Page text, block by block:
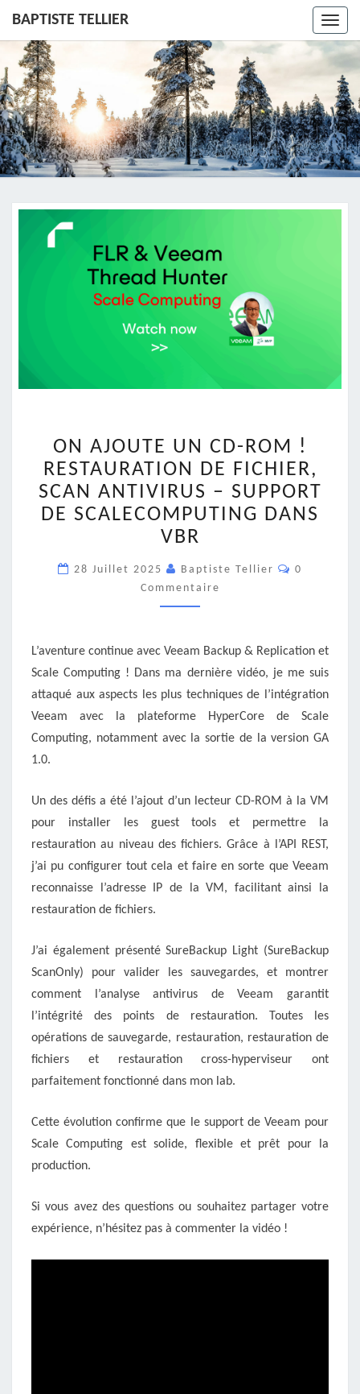
BAPTISTE TELLIER
AJOUTE
UN
CD-
ROM
RESTAURATION
FICHIER,
SCAN
ANTIVIRUS
DE
SCALECOMPUTING
DANS
VBR
ON AJOUTE UN CD-ROM !
RESTAURATION DE FICHIER,
SCAN ANTIVIRUS – SUPPORT
DE SCALECOMPUTING DANS
VBR
28 Juillet 2025 Baptiste Tellier
0
Commentaire
L’aventure continue avec Veeam Backup & Replication et
Scale Computing ! Dans ma dernière vidéo, je me suis
attaqué aux aspects les plus techniques de l’intégration
Veeam avec la plateforme HyperCore de Scale
Computing, notamment avec la sortie de la version GA
1.0.
Un des défis a été l’ajout d’un lecteur CD-ROM à la VM
pour installer les guest tools et permettre la
restauration au niveau des fichiers. Grâce à l’API REST,
j’ai pu configurer tout cela et faire en sorte que Veeam
reconnaisse l’adresse IP de la VM, facilitant ainsi la
restauration de fichiers.
J’ai également présenté SureBackup Light (SureBackup
ScanOnly) pour valider les sauvegardes, et montrer
comment l’analyse antivirus de Veeam garantit
l’intégrité des points de restauration. Toutes les
opérations de sauvegarde, restauration, restauration de
fichiers et restauration cross-hyperviseur ont
parfaitement fonctionné dans mon lab.
Cette évolution confirme que le support de Veeam pour
Scale Computing est solide, flexible et prêt pour la
production.
Si vous avez des questions ou souhaitez partager votre
expérience, n’hésitez pas à commenter la vidéo !